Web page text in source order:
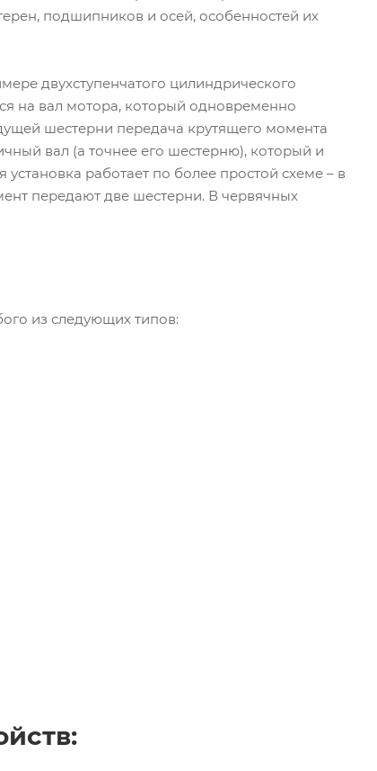
подшипников и осей, особенностей их
двухступенчатого цилиндрического
на вал мотора, который одновременно
шестерни передача крутящего момента
вал (а точнее его шестерню), который и
работает по более простой схеме – в
передают две шестерни. В червячных
из следующих типов: